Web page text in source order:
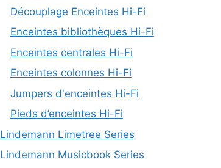
Découplage Enceintes Hi-Fi
Enceintes bibliothèques Hi-Fi
Enceintes centrales Hi-Fi
Enceintes colonnes Hi-Fi
Jumpers d'enceintes Hi-Fi
Pieds d’enceintes Hi-Fi
Lindemann Limetree Series
Lindemann Musicbook Series